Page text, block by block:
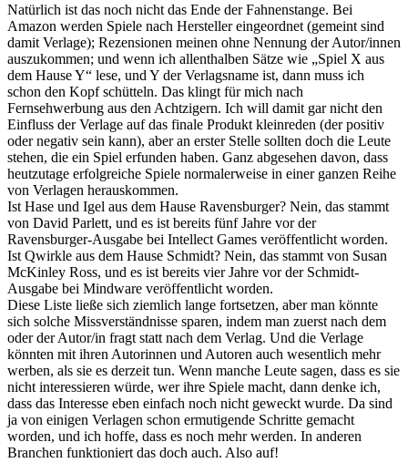
Natürlich ist das noch nicht das Ende der Fahnenstange. Bei
Amazon werden Spiele nach Hersteller eingeordnet (gemeint sind
damit Verlage); Rezensionen meinen ohne Nennung der Autor/innen
auszukommen; und wenn ich allenthalben Sätze wie „Spiel X aus
dem Hause Y“ lese, und Y der Verlagsname ist, dann muss ich
schon den Kopf schütteln. Das klingt für mich nach
Fernsehwerbung aus den Achtzigern. Ich will damit gar nicht den
Einfluss der Verlage auf das finale Produkt kleinreden (der positiv
oder negativ sein kann), aber an erster Stelle sollten doch die Leute
stehen, die ein Spiel erfunden haben. Ganz abgesehen davon, dass
heutzutage erfolgreiche Spiele normalerweise in einer ganzen Reihe
von Verlagen herauskommen.
Ist Hase und Igel aus dem Hause Ravensburger? Nein, das stammt
von David Parlett, und es ist bereits fünf Jahre vor der
Ravensburger-Ausgabe bei Intellect Games veröffentlicht worden.
Ist Qwirkle aus dem Hause Schmidt? Nein, das stammt von Susan
McKinley Ross, und es ist bereits vier Jahre vor der Schmidt-
Ausgabe bei Mindware veröffentlicht worden.
Diese Liste ließe sich ziemlich lange fortsetzen, aber man könnte
sich solche Missverständnisse sparen, indem man zuerst nach dem
oder der Autor/in fragt statt nach dem Verlag. Und die Verlage
könnten mit ihren Autorinnen und Autoren auch wesentlich mehr
werben, als sie es derzeit tun. Wenn manche Leute sagen, dass es sie
nicht interessieren würde, wer ihre Spiele macht, dann denke ich,
dass das Interesse eben einfach noch nicht geweckt wurde. Da sind
ja von einigen Verlagen schon ermutigende Schritte gemacht
worden, und ich hoffe, dass es noch mehr werden. In anderen
Branchen funktioniert das doch auch. Also auf!